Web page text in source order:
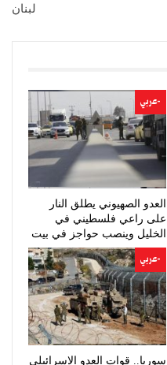
لبنان
-عربي
العدو الصهيوني يطلق النار
على راعي فلسطيني في
الخليل وينصب حواجز في بيت
لحم
-عربي
سوريا.. قوات العدو الإسرائيلي